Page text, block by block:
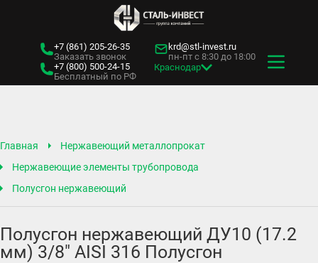
+7 (861) 205-26-35
Заказать звонок
+7 (800) 500-24-15
Бесплатный по РФ
krd@stl-invest.ru
пн-пт с 8:30 до 18:00
Краснодар
Главная
Нержавеющий металлопрокат
Нержавеющие элементы трубопровода
Полусгон нержавеющий
Полусгон нержавеющий ДУ10 (17.2
мм) 3/8" AISI 316 Полусгон